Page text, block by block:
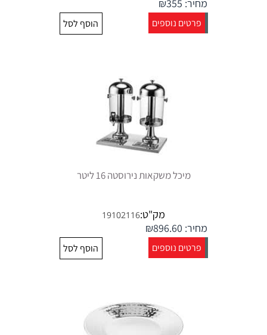
מחיר: ₪355
פרטים נוספים הוסף לסל
מיכל משקאות נירוסטה 16 ליטר
מק"ט:19102116
מחיר: ₪896.60
פרטים נוספים הוסף לסל